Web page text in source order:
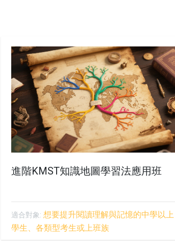
進階KMST知識地圖學習法應用班
適合對象: 想要提升閱讀理解與記憶的中學以上
學生、各類型考生或上班族